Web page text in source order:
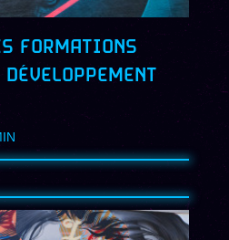
FORMATIONS